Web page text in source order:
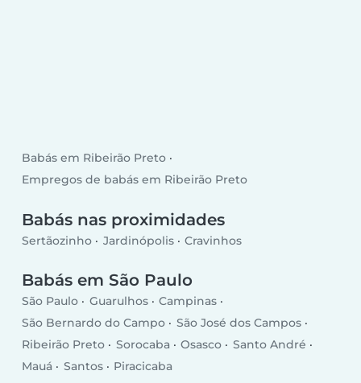
Babás em Ribeirão Preto
Empregos de babás em Ribeirão Preto
Babás nas proximidades
Sertãozinho Jardinópolis Cravinhos
Babás em São Paulo
São Paulo Guarulhos
Campinas
São Bernardo do Campo
São José dos Campos
Ribeirão Preto
Sorocaba Osasco
Santo André
Mauá
Santos Piracicaba